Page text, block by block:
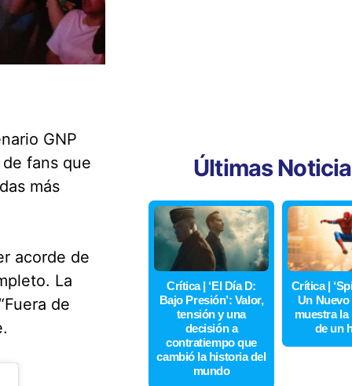
GNP
fans que
más
acorde de
La
de
Últimas
Crítica | ‘El Día D:
Bajo Presión’: Valor,
tensión y una
decisión a
contratiempo que
cambió la historia del
mundo
Crítica |
Un Nuevo
muestra la
de un